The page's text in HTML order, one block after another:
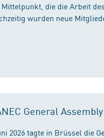
die die Arbeit
wurden neue
General Assembly
2026 tagte in Brüssel die